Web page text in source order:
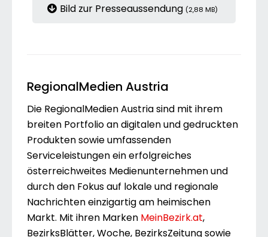
Bild zur Presseaussendung (2,88 MB)
RegionalMedien Austria
Die RegionalMedien Austria sind mit ihrem
breiten Portfolio an digitalen und gedruckten
Produkten sowie umfassenden
Serviceleistungen ein erfolgreiches
österreichweites Medienunternehmen und
durch den Fokus auf lokale und regionale
Nachrichten einzigartig am heimischen
Markt. Mit ihren Marken MeinBezirk.at,
BezirksBlätter, Woche, BezirksZeitung sowie